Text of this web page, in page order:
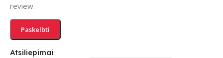
Atsiliepimai
review.